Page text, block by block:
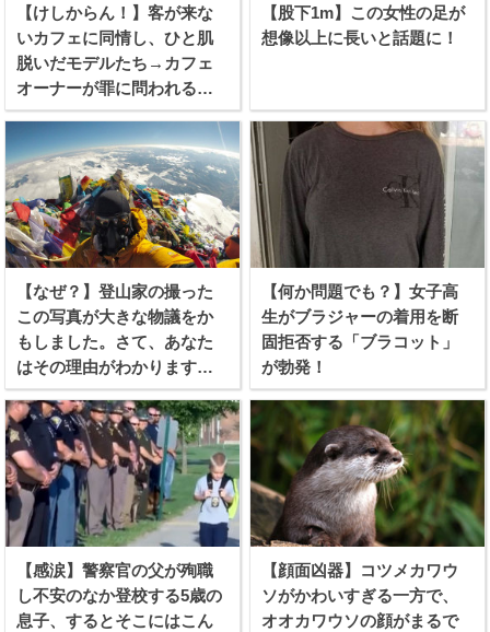
【けしからん！】客が来な
いカフェに同情し、ひと肌
脱いだモデルたち→カフェ
オーナーが罪に問われる事
態に！
【股下1m】この女性の足が
想像以上に長いと話題に！
【なぜ？】登山家の撮った
この写真が大きな物議をか
もしました。さて、あなた
はその理由がわかります
か？
【何か問題でも？】女子高
生がブラジャーの着用を断
固拒否する「ブラコット」
が勃発！
【感涙】警察官の父が殉職
し不安のなか登校する5歳の
息子、するとそこにはこん
【顔面凶器】コツメカワウ
ソがかわいすぎる一方で、
オオカワウソの顔がまるで